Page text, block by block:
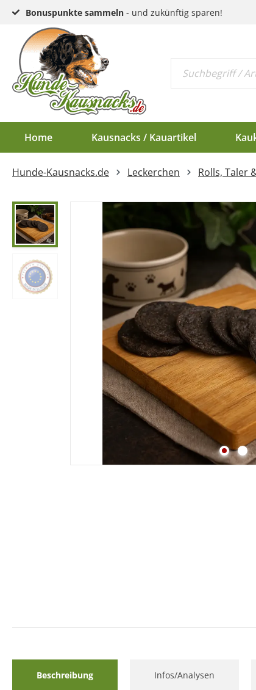
Bonuspunkte sammeln - und zukünftig sparen!
Home Kausnacks / Kauartikel
Schlund &
Kopfhaut & Haut
Sehnen
Ziemer
Ohren
Strossen
Fleisch
Lunge
Pansen & Lunge
Leber & Herz
Schwanz &
Nasen
Maul & Lefzen
Knochen & Beine
Kauknochen EU-
Kauknochen
Endloswürstchen
Mini-Würstchen
Kaugeweihe Half
Dam-Schäufle
Hirschgeweih-
Hunde-Kausnacks.de Leckerchen Rolls, Taler
Beschreibung Infos/Analysen